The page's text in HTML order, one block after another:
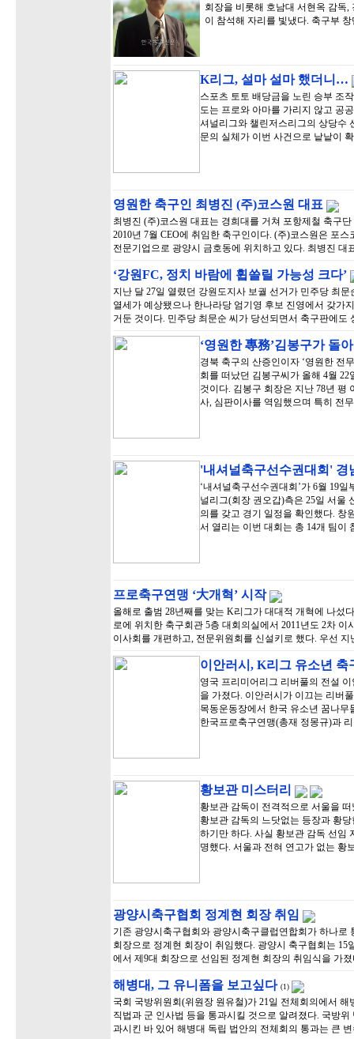
회장을 비롯해 호남대 서현옥 감독,
이 참석해 자리를 빛냈다. 축구부
K리그, 설마 설마 했더니…
스포츠 토토 배당금을 노린 승부 조
도는 프로와 아마를 가리지 않고 공
셔널리그와 챌린저스리그의 상당수
문의 실체가 이번 사건으로 낱낱이
영원한 축구인 최병진 (주)코스원 대표
최병진 (주)코스원 대표는 경희대를 거쳐 포항제철 축구
2010년 7월 CEO에 취임한 축구인이다. (주)코스원은 포
전문기업으로 광양시 금호동에 위치하고 있다. 최병진
‘강원FC, 정치 바람에 휩쓸릴 가능성 크다’
지난 달 27일 열렸던 강원도지사 보궐 선거가 민주당 최
열세가 예상됐으나 한나라당 엄기영 후보 진영에서 갖가
거둔 것이다. 민주당 최문순 씨가 당선되면서 축구판에
‘영원한 專務’김봉구가 돌
경북 축구의 산증인이자 ‘영원한 전
회를 떠났던 김봉구씨가 올해 4월
것이다. 김봉구 회장은 지난 78년 평
사, 심판이사를 역임했으며 특히 전
'내셔널축구선수권대회' 경
‘내셔널축구선수권대회’가 6월 19
널리그(회장 권오갑)측은 25일 서울
의를 갖고 경기 일정을 확인했다. 창
서 열리는 이번 대회는 총 14개 팀이
프로축구연맹 ‘大개혁’ 시작
올해로 출범 28년째를 맞는 K리그가 대대적 개혁에 나섰
로에 위치한 축구회관 5층 대회의실에서 2011년도 2차
이사회를 개편하고, 전문위원회를 신설키로 했다. 우선
이안러시, K리그 유소년
영국 프리미어리그 리버풀의 전설
을 가졌다. 이안러시가 이끄는 리버
목동운동장에서 한국 유소년 꿈나무
한국프로축구연맹(총재 정몽규)과
황보관 미스터리
황보관 감독이 전격적으로 서울을
황보관 감독의 느닷없는 등장과 황
하기만 하다. 사실 황보관 감독 선임
명했다. 서울과 전혀 연고가 없는 황
광양시축구협회 정계현 회장 취임
기존 광양시축구협회와 광양시축구클럽연합회가 하나
회장으로 정계현 회장이 취임했다. 광양시 축구협회는
에서 제9대 회장으로 선임된 정계현 회장의 취임식을 가
해병대, 그 유니폼을 보고싶다 (1)
국회 국방위원회(위원장 원유철)가 21일 전체회의에서
직법과 군 인사법 등을 통과시킬 것으로 알려졌다. 국방
과시킨 바 있어 해병대 독립 법안의 전체회의 통과는 큰